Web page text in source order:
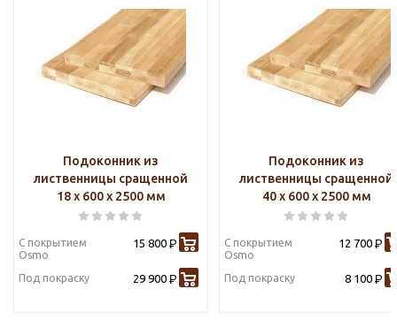
Подоконник из
лиственницы сращенной
18 х 600 х 2500 мм
С покрытием
Osmo
15 800 Р
Под покраску 29 900 Р
Подоконник из
лиственницы сращенной
40 х 600 х 2500 мм
С покрытием
Osmo
12 700 Р
Под покраску 8 100 Р